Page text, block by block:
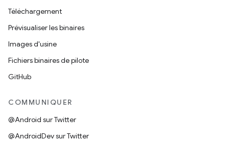
Téléchargement
Prévisualiser les binaires
Images d'usine
Fichiers binaires de pilote
GitHub
COMMUNIQUER
@Android sur Twitter
@AndroidDev sur Twitter